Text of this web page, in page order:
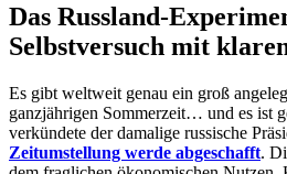
Das Russland-
Selbstversuch mit
Es gibt weltweit genau ein groß
ganzjährigen Sommerzeit… und es ist
verkündete der damalige russische
Zeitumstellung werde abgeschafft.